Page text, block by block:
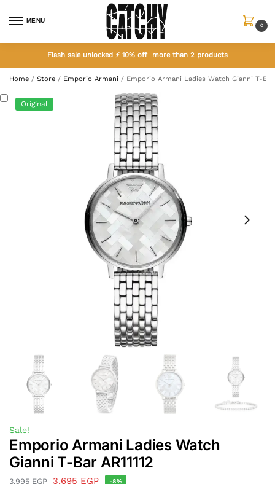
MENU
0
Flash sale unlocked ⚡ 10% off more than 2 products
Home / Store / Emporio Armani / Emporio Armani Ladies Watch Gianni T-Bar
Original
Sale!
Emporio Armani Ladies Watch
Gianni T-Bar AR11112
3,995EGP 3,695 EGP -8%